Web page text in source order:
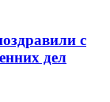
с
дел